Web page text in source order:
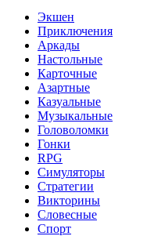
Экшен
Приключения
Аркады
Настольные
Карточные
Азартные
Казуальные
Музыкальные
Головоломки
Гонки
RPG
Симуляторы
Стратегии
Викторины
Словесные
Спорт